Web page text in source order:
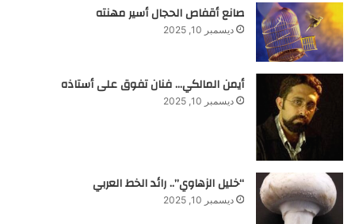
صانع أقفاص الحجال أسير مهنته
ديسمبر 10, 2025
أيمن المالكي… فنان تفوق على أستاذه
ديسمبر 10, 2025
“خليل الزهاوي”.. رائد الخط العربي
ديسمبر 10, 2025